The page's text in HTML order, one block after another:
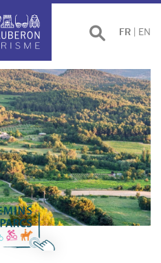
Effectuer
une
FR EN